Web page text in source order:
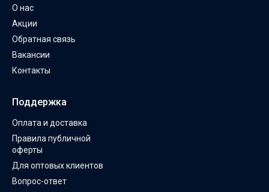
О нас
Акции
Обратная связь
Вакансии
Контакты
Поддержка
Оплата и доставка
Правила публичной
оферты
Для оптовых клиентов
Вопрос-ответ